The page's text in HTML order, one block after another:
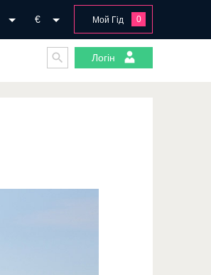
Мой Гід 0
€
Логін